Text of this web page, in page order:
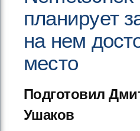
планирует
на нем
место
Подготовил
Ушаков